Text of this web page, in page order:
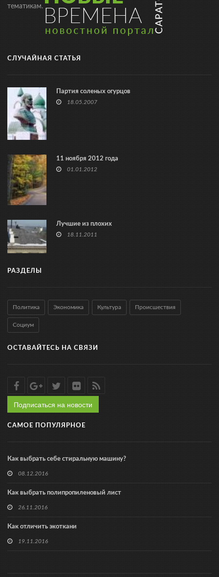
тематикам.
СЛУЧАЙНАЯ СТАТЬЯ
Партия соленых огурцов
18.05.2007
11 ноября 2012 года
01.01.2012
Лучшие из плохих
18.11.2011
РАЗДЕЛЫ
Политика Экономика Культура Происшествия
Социум
ОСТАВАЙТЕСЬ НА СВЯЗИ
Подписаться на новости
САМОЕ ПОПУЛЯРНОЕ
Как выбрать себе стиральную машину?
08.12.2016
Как выбрать полипропиленовый лист
26.11.2016
Как отличить экоткани
19.11.2016